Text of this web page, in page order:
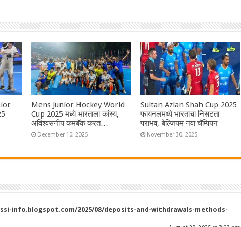
Mens Junior Hockey World
Cup 2025 मध्ये भारताला कांस्य,
अविश्वसनीय कमबॅक करत…
December 10, 2025
Sultan Azlan Shah Cup 2025
फायनलमध्ये भारताचा निसटता
पराभव, बेल्जियम नवा चॅम्पियन
November 30, 2025
info.blogspot.com/2025/08/deposits-and-withdrawals-methods-